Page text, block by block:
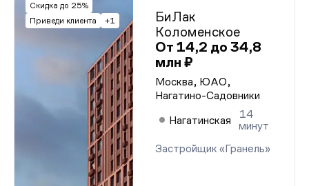
Скидка до 25%
Приведи клиента
+1
БиЛак
Коломенское
От 14,2 до 34,8
млн ₽
Москва, ЮАО,
Нагатино-Садовники
Нагатинская
14
минут
Застройщик «Гранель»